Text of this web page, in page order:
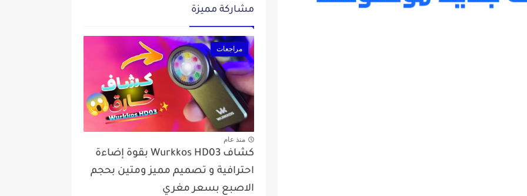
مشاركة مميزة
مراجعات
منذ عام
كشاف Wurkkos HD03 بقوة إضاءة
احترافية و تصميم مميز ومتين بحجم
الاصبع بسعر مغري